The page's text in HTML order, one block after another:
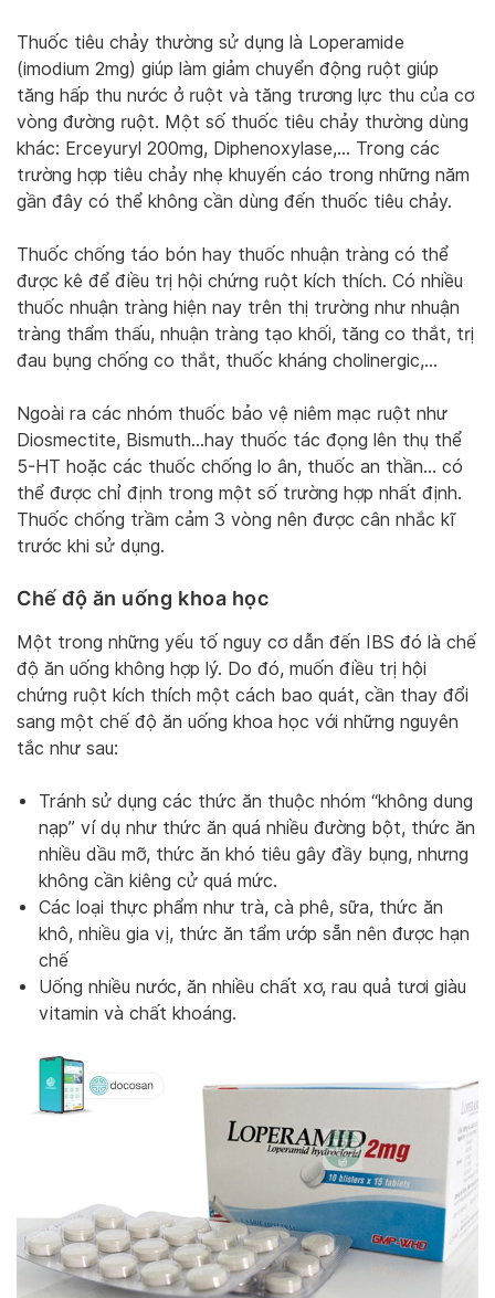
Thuốc tiêu chảy thường sử dụng là Loperamide
(imodium 2mg) giúp làm giảm chuyển động ruột giúp
tăng hấp thu nước ở ruột và tăng trương lực thu của cơ
vòng đường ruột. Một số thuốc tiêu chảy thường dùng
khác: Erceyuryl 200mg, Diphenoxylase,… Trong các
trường hợp tiêu chảy nhẹ khuyến cáo trong những năm
gần đây có thể không cần dùng đến thuốc tiêu chảy.
Thuốc chống táo bón hay thuốc nhuận tràng có thể
được kê để điều trị hội chứng ruột kích thích. Có nhiều
thuốc nhuận tràng hiện nay trên thị trường như nhuận
tràng thẩm thấu, nhuận tràng tạo khối, tăng co thắt, trị
đau bụng chống co thắt, thuốc kháng cholinergic,…
Ngoài ra các nhóm thuốc bảo vệ niêm mạc ruột như
Diosmectite, Bismuth…hay thuốc tác đọng lên thụ thể
5-HT hoặc các thuốc chống lo ân, thuốc an thần… có
thể được chỉ định trong một số trường hợp nhất định.
Thuốc chống trầm cảm 3 vòng nên được cân nhắc kĩ
trước khi sử dụng.
Chế độ ăn uống khoa học
Một trong những yếu tố nguy cơ dẫn đến IBS đó là chế
độ ăn uống không hợp lý. Do đó, muốn điều trị hội
chứng ruột kích thích một cách bao quát, cần thay đổi
sang một chế độ ăn uống khoa học với những nguyên
tắc như sau:
Tránh sử dụng các thức ăn thuộc nhóm “không dung
nạp” ví dụ như thức ăn quá nhiều đường bột, thức ăn
nhiều dầu mỡ, thức ăn khó tiêu gây đầy bụng, nhưng
không cần kiêng cử quá mức.
Các loại thực phẩm như trà, cà phê, sữa, thức ăn
khô, nhiều gia vị, thức ăn tẩm ướp sẵn nên được hạn
chế
Uống nhiều nước, ăn nhiều chất xơ, rau quả tươi giàu
vitamin và chất khoáng.